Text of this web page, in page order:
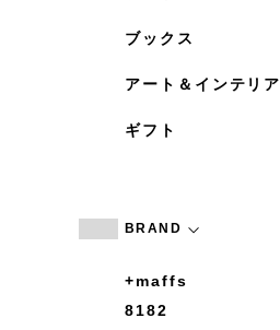
ブックス
アート＆インテリア
ギフト
BRAND
+maffs
8182